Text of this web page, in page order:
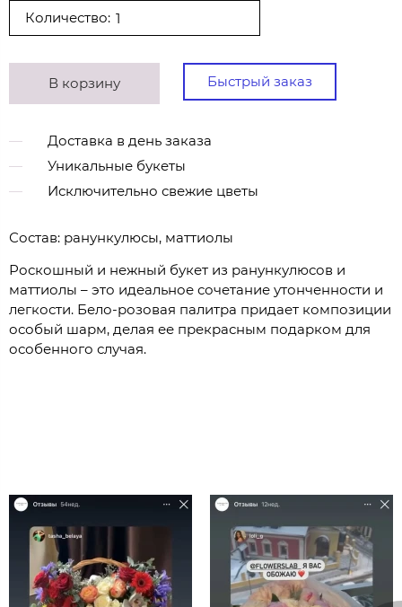
Количество:
В корзину Быстрый заказ
Доставка в день заказа
Уникальные букеты
Исключительно свежие цветы
Состав: ранункулюсы, маттиолы
Роскошный и нежный букет из ранункулюсов и
маттиолы – это идеальное сочетание утонченности и
легкости. Бело-розовая палитра придает композиции
особый шарм, делая ее прекрасным подарком для
особенного случая.